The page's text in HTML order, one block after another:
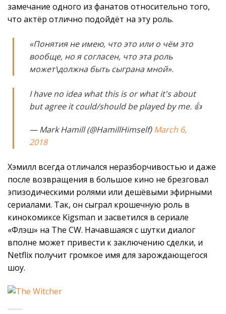
замечание одного из фанатов относительно того,
что актёр отлично подойдёт на эту роль.
«Понятия не имею, что это или о чём это
вообще, но я согласен, что эта роль
может\должна быть сыграна мной».
I have no idea what this is or what it's about
but agree it could/should be played by me. 👍
— Mark Hamill (@HamillHimself)March 6,
2018
Хэмилл всегда отличался неразборчивостью и даже
после возвращения в большое кино не брезговал
эпизодическими ролями или дешёвыми эфирными
сериалами. Так, он сыграл крошечную роль в
кинокомиксе Kigsman и засветился в сериале
«Флэш» на The CW. Начавшаяся с шутки диалог
вполне может привести к заключению сделки, и
Netflix получит громкое имя для зарождающегося
шоу.